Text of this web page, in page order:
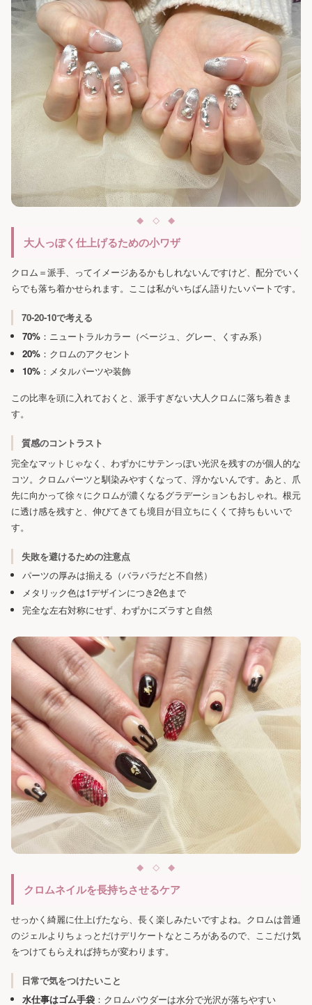
大人っぽく仕上げるための小ワザ
クロム＝派手、ってイメージあるかもしれないんですけど、配分でいく
らでも落ち着かせられます。ここは私がいちばん語りたいパートです。
70-20-10で考える
70%：ニュートラルカラー（ベージュ、グレー、くすみ系）
20%：クロムのアクセント
10%：メタルパーツや装飾
この比率を頭に入れておくと、派手すぎない大人クロムに落ち着きま
す。
質感のコントラスト
完全なマットじゃなく、わずかにサテンっぽい光沢を残すのが個人的な
コツ。クロムパーツと馴染みやすくなって、浮かないんです。あと、爪
先に向かって徐々にクロムが濃くなるグラデーションもおしゃれ。根元
に透け感を残すと、伸びてきても境目が目立ちにくくて持ちもいいで
す。
失敗を避けるための注意点
パーツの厚みは揃える（バラバラだと不自然）
メタリック色は1デザインにつき2色まで
完全な左右対称にせず、わずかにズラすと自然
クロムネイルを長持ちさせるケア
せっかく綺麗に仕上げたなら、長く楽しみたいですよね。クロムは普通
のジェルよりちょっとだけデリケートなところがあるので、ここだけ気
をつけてもらえれば持ちが変わります。
日常で気をつけたいこと
水仕事はゴム手袋：クロムパウダーは水分で光沢が落ちやすい